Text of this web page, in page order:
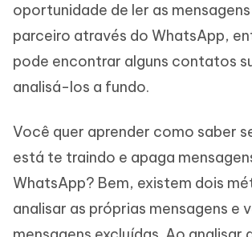
oportunidade de ler as
parceiro através do WhatsApp,
pode encontrar alguns contatos
analisá-los a fundo.
Você quer aprender como saber
está te traindo e apaga
WhatsApp? Bem, existem dois
analisar as próprias mensagens e